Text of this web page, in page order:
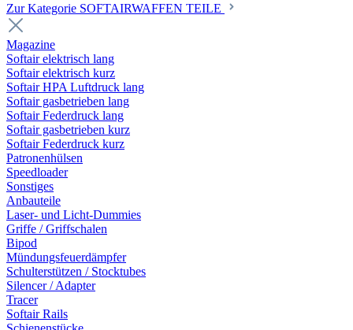
Zur Kategorie SOFTAIRWAFFEN TEILE
Magazine
Softair elektrisch lang
Softair elektrisch kurz
Softair HPA Luftdruck lang
Softair gasbetrieben lang
Softair Federdruck lang
Softair gasbetrieben kurz
Softair Federdruck kurz
Patronenhülsen
Speedloader
Sonstiges
Anbauteile
Laser- und Licht-Dummies
Griffe / Griffschalen
Bipod
Mündungsfeuerdämpfer
Schulterstützen / Stocktubes
Silencer / Adapter
Tracer
Softair Rails